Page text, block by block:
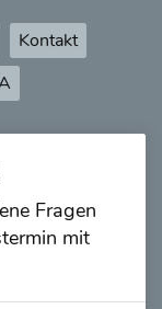
Kontakt
Fragen
mit